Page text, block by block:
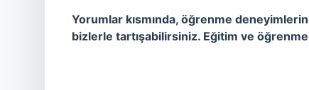
Yorumlar kısmında, öğrenme
bizlerle tartışabilirsiniz. Eğitim ve